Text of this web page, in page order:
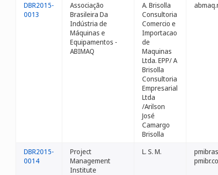
DBR2015-
0013
Associação
Brasileira Da
Indústria de
Máquinas e
Equipamentos -
ABIMAQ
A. Brisolla
Consultoria
Comercio e
Importacao
de
Maquinas
Ltda. EPP/ A
Brisolla
Consultoria
Empresarial
Ltda
/Arilson
José
Camargo
Brisolla
DBR2015-
0014
Project
Management
Institute
L. S. M.